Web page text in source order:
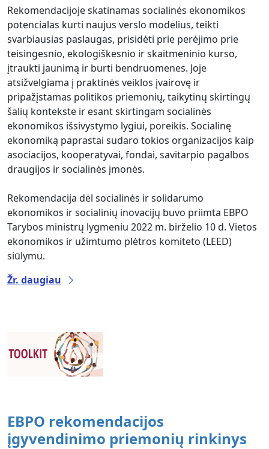
Rekomendacijoje skatinamas socialinės ekonomikos
potencialas kurti naujus verslo modelius, teikti
svarbiausias paslaugas, prisidėti prie perėjimo prie
teisingesnio, ekologiškesnio ir skaitmeninio kurso,
įtraukti jaunimą ir burti bendruomenes. Joje
atsižvelgiama į praktinės veiklos įvairovę ir
pripažįstamas politikos priemonių, taikytinų skirtingų
šalių kontekste ir esant skirtingam socialinės
ekonomikos išsivystymo lygiui, poreikis. Socialinę
ekonomiką paprastai sudaro tokios organizacijos kaip
asociacijos, kooperatyvai, fondai, savitarpio pagalbos
draugijos ir socialinės įmonės.
Rekomendacija dėl socialinės ir solidarumo
ekonomikos ir socialinių inovacijų buvo priimta EBPO
Tarybos ministrų lygmeniu 2022 m. birželio 10 d. Vietos
ekonomikos ir užimtumo plėtros komiteto (LEED)
siūlymu.
Žr. daugiau
EBPO rekomendacijos
įgyvendinimo priemonių rinkinys